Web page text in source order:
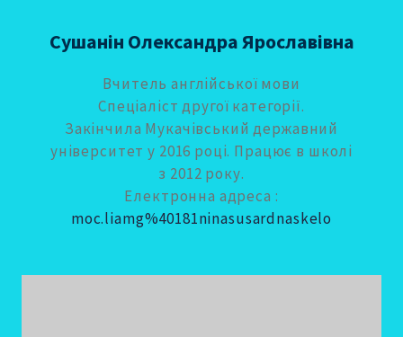
Сушанін Олександра Ярославівна
Вчитель англійської мови
Спеціаліст другої категорії.
Закінчила Мукачівський державний
університет у 2016 році. Працює в школі
з 2012 року.
Електронна адреса :
moc.liamg%40181ninasusardnaskelo